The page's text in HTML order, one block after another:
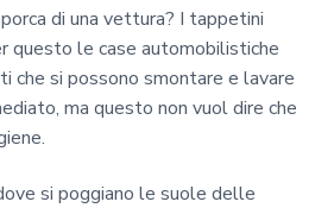
di una vettura? I tappetini
questo le case automobilistiche
che si possono smontare e lavare
ma questo non vuol dire che
si poggiano le suole delle